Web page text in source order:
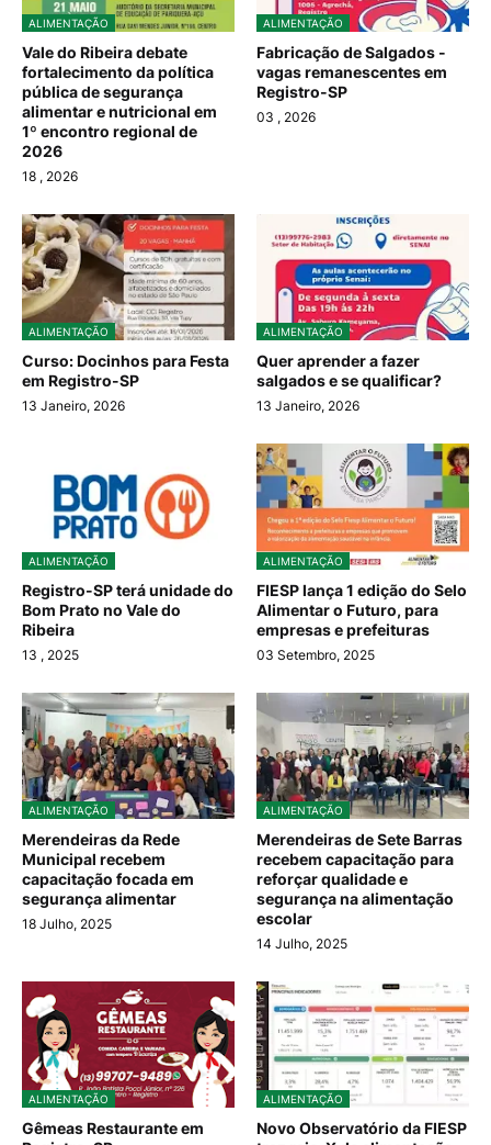
ALIMENTAÇÃO
Vale do Ribeira debate
fortalecimento da política
pública de segurança
alimentar e nutricional em
1º encontro regional de
2026
18 , 2026
ALIMENTAÇÃO
Fabricação de Salgados -
vagas remanescentes em
Registro-SP
03 , 2026
ALIMENTAÇÃO
Curso: Docinhos para Festa
em Registro-SP
13 Janeiro, 2026
ALIMENTAÇÃO
Quer aprender a fazer
salgados e se qualificar?
13 Janeiro, 2026
ALIMENTAÇÃO
Registro-SP terá unidade do
Bom Prato no Vale do
Ribeira
13 , 2025
ALIMENTAÇÃO
FIESP lança 1 edição do Selo
Alimentar o Futuro, para
empresas e prefeituras
03 Setembro, 2025
ALIMENTAÇÃO
Merendeiras da Rede
Municipal recebem
capacitação focada em
segurança alimentar
18 Julho, 2025
ALIMENTAÇÃO
Merendeiras de Sete Barras
recebem capacitação para
reforçar qualidade e
segurança na alimentação
escolar
14 Julho, 2025
ALIMENTAÇÃO
Gêmeas Restaurante em
ALIMENTAÇÃO
Novo Observatório da FIESP